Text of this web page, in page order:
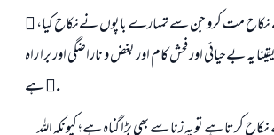
 اور تم ان عورتوں سے نكاح مت كرو جن سے تمہارے باپوں نےنكاح كيا،
يہ بےحيائى اور فحش كام اور بغض و ناراضگى اور برا راہ
ہے .